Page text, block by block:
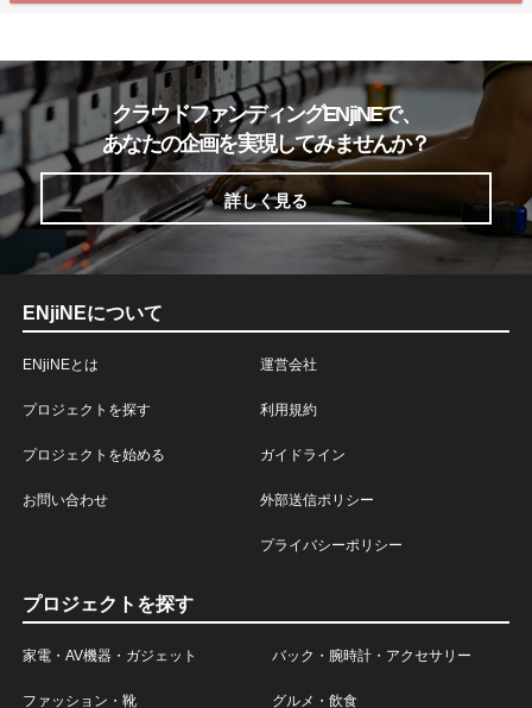
クラウドファンディングENjiNEで、
あなたの企画を実現してみませんか？
詳しく見る
ENjiNEについて
ENjiNEとは
プロジェクトを探す
プロジェクトを始める
お問い合わせ
運営会社
利用規約
ガイドライン
外部送信ポリシー
プライバシーポリシー
プロジェクトを探す
家電・AV機器・ガジェット バック・腕時計・アクセサリー
ファッション・靴 グルメ・飲食